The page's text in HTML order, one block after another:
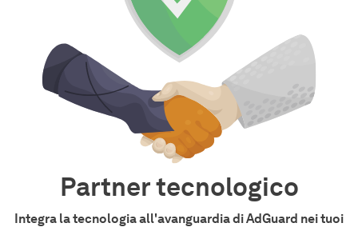
Partner tecnologico
Integra la tecnologia all'avanguardia di AdGuard nei tuoi